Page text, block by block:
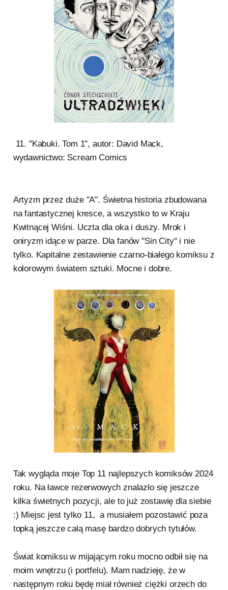
11. "Kabuki. Tom 1", autor: David Mack,
wydawnictwo: Scream Comics
Artyzm przez duże "A". Świetna historia zbudowana
na fantastycznej kresce, a wszystko to w Kraju
Kwitnącej Wiśni. Uczta dla oka i duszy. Mrok i
oniryzm idące w parze. Dla fanów "Sin City" i nie
tylko. Kapitalne zestawienie czarno-białego komiksu z
kolorowym światem sztuki. Mocne i dobre.
Tak wygląda moje Top 11 najlepszych komiksów 2024
roku. Na ławce rezerwowych znalazło się jeszcze
kilka świetnych pozycji, ale to już zostawię dla siebie
:) Miejsc jest tylko 11, a musiałem pozostawić poza
topką jeszcze całą masę bardzo dobrych tytułów.
Świat komiksu w mijającym roku mocno odbił się na
moim wnętrzu (i portfelu). Mam nadzieję, że w
następnym roku będę miał również ciężki orzech do